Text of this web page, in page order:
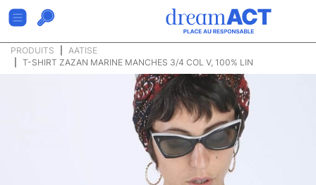
PRODUITS
AATISE
T-SHIRT ZAZAN MARINE MANCHES 3/4 COL V, 100% LIN